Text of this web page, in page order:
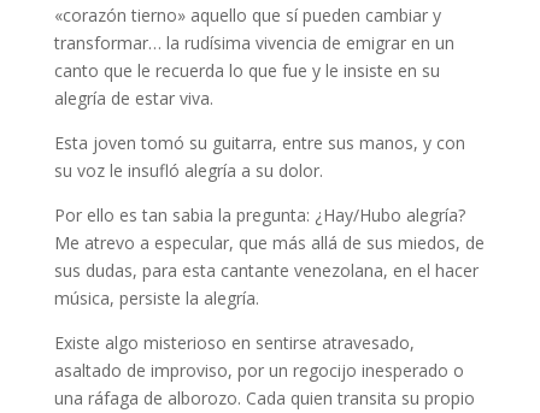
«corazón tierno» aquello que sí pueden cambiar y
transformar… la rudísima vivencia de emigrar en un
canto que le recuerda lo que fue y le insiste en su
alegría de estar viva.
Esta joven tomó su guitarra, entre sus manos, y con
su voz le insufló alegría a su dolor.
Por ello es tan sabia la pregunta: ¿Hay/Hubo alegría?
Me atrevo a especular, que más allá de sus miedos, de
sus dudas, para esta cantante venezolana, en el hacer
música, persiste la alegría.
Existe algo misterioso en sentirse atravesado,
asaltado de improviso, por un regocijo inesperado o
una ráfaga de alborozo. Cada quien transita su propio